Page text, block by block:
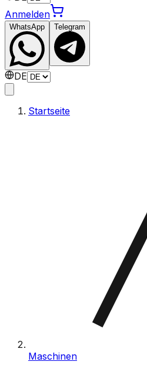
Anmelden
WhatsApp Telegram
DE
Startseite
Maschinen